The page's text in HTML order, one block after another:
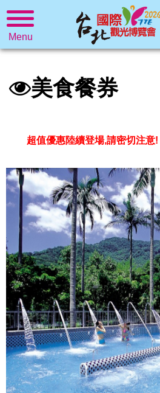
Menu
美食餐券
超值優惠陸續登場,請密切注意!